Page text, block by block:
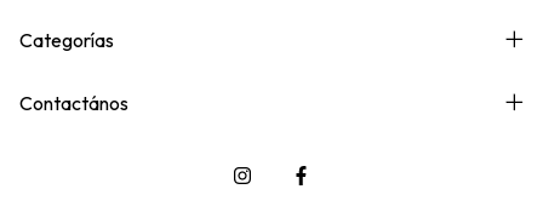
Categorías
Contactános